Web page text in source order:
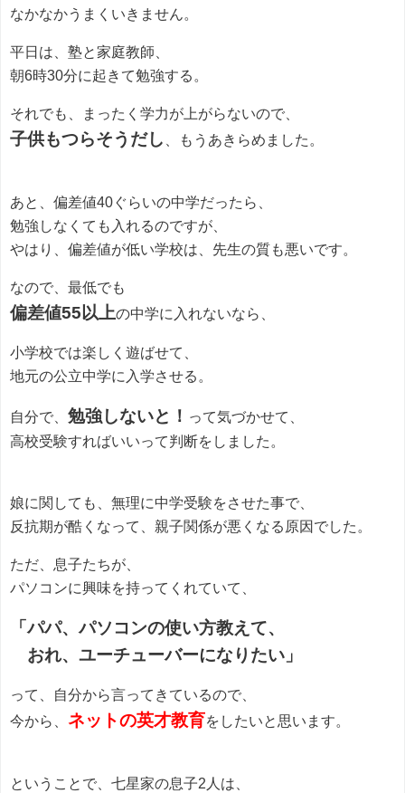
なかなかうまくいきません。
平日は、塾と家庭教師、
朝6時30分に起きて勉強する。
それでも、まったく学力が上がらないので、
子供もつらそうだし 、もうあきらめました。
あと、偏差値40ぐらいの中学だったら、
勉強しなくても入れるのですが、
やはり、偏差値が低い学校は、先生の質も悪いです。
なので、最低でも
偏差値55以上の中学に入れないなら、
小学校では楽しく遊ばせて、
地元の公立中学に入学させる。
自分で、 勉強しないと！ って気づかせて、
高校受験すればいいって判断をしました。
娘に関しても、無理に中学受験をさせた事で、
反抗期が酷くなって、親子関係が悪くなる原因でした。
ただ、息子たちが、
パソコンに興味を持ってくれていて、
「パパ、パソコンの使い方教えて、
おれ、ユーチューバーになりたい」
って、自分から言ってきているので、
今から、 ネットの英才教育をしたいと思います。
ということで、七星家の息子2人は、